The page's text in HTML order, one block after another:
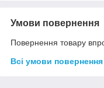
Умови повернення
Повернення товару
Всі умови повернення